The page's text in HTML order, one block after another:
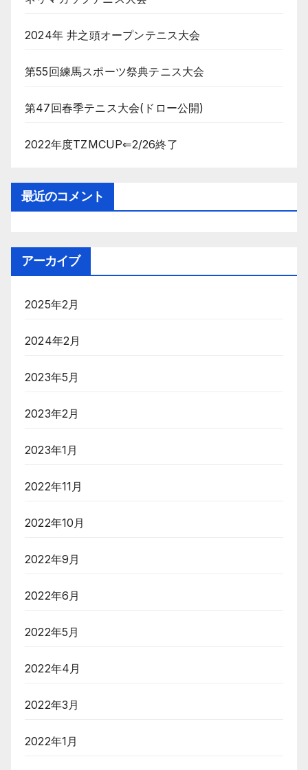
り
2024年 井之頭オープンテニス大会
第55回練馬スポーツ祭典テニス大会
第47回春季テニス大会(ドロー公開)
2022年度TZMCUP⇐2/26終了
最近のコメント
アーカイブ
2025年2月
2024年2月
2023年5月
2023年2月
2023年1月
2022年11月
2022年10月
2022年9月
2022年6月
2022年5月
2022年4月
2022年3月
2022年1月